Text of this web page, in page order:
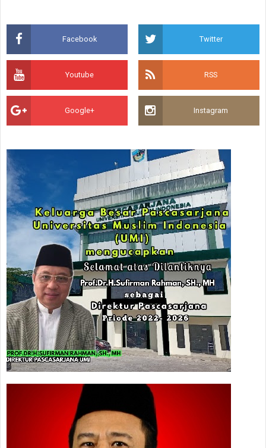
Facebook Twitter
Youtube RSS
Google+ Instagram